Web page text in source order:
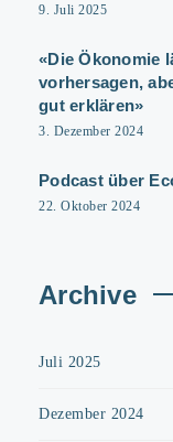
9. Juli 2025
«Die Ökonomie
vorhersagen,
gut erklären»
3. Dezember 2024
Podcast über
22. Oktober 2024
Archive
Juli 2025
Dezember 2024